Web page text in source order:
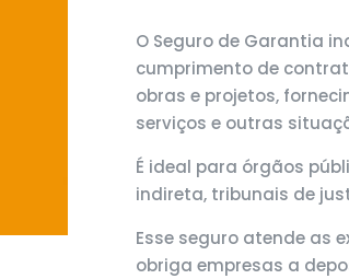
O Seguro de Garantia
cumprimento de
obras e projetos,
serviços e outras
É ideal para órgãos
indireta, tribunais de
Esse seguro atende as
obriga empresas a